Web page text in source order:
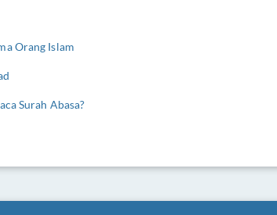
Orang Islam
Surah Abasa?